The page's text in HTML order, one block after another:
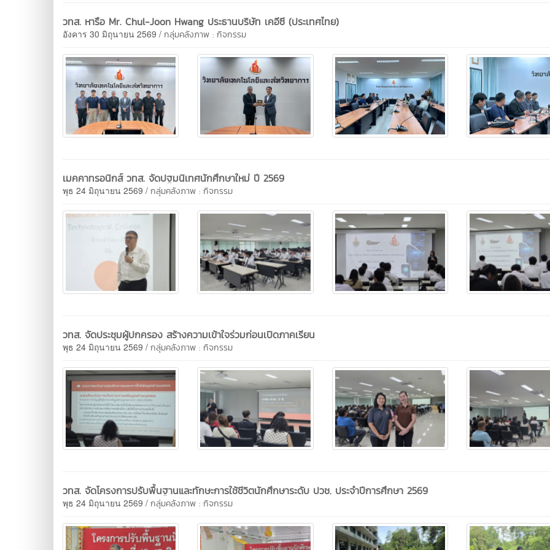
วทส. หารือ Mr. Chul-Joon Hwang ประธานบริษัท เคอีซี (ประเทศไทย)
อังคาร 30 มิถุนายน 2569 / กลุ่มคลังภาพ : กิจกรรม
เมคคาทรอนิกส์ วทส. จัดปฐมนิเทศนักศึกษาใหม่ ปี 2569
พุธ 24 มิถุนายน 2569 / กลุ่มคลังภาพ : กิจกรรม
วทส. จัดประชุมผู้ปกครอง สร้างความเข้าใจร่วมก่อนเปิดภาคเรียน
พุธ 24 มิถุนายน 2569 / กลุ่มคลังภาพ : กิจกรรม
วทส. จัดโครงการปรับพื้นฐานและทักษะการใช้ชีวิตนักศึกษาระดับ ปวช. ประจำปีการศึกษา 2569
พุธ 24 มิถุนายน 2569 / กลุ่มคลังภาพ : กิจกรรม